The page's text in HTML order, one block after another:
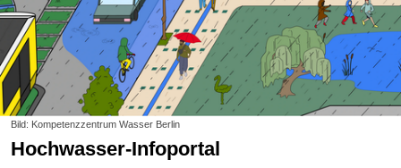
Bild: Kompetenzzentrum Wasser Berlin
Hochwasser-Infoportal